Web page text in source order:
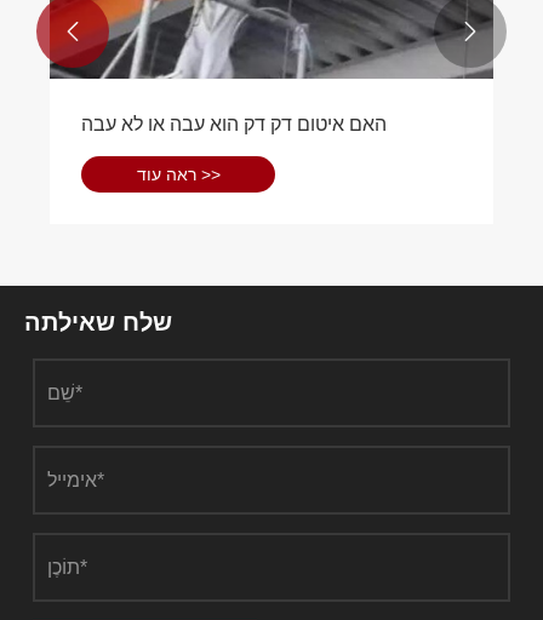
האם איטום דק דק הוא עבה או לא עבה
ראה עוד >>
 
שלח שאילתה